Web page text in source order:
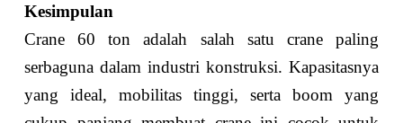
Kesimpulan
Crane 60 ton adalah salah satu crane paling
serbaguna dalam industri konstruksi. Kapasitasnya
yang ideal, mobilitas tinggi, serta boom yang